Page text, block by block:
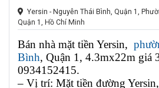
Yersin - Nguyễn Thái Bình, Quận 1,
Quận 1, Hồ Chí Minh
Bán nhà mặt tiền Yersin,
Bình, Quận 1, 4.3mx22m giá
0934152415.
– Vị trí: Mặt tiền đường